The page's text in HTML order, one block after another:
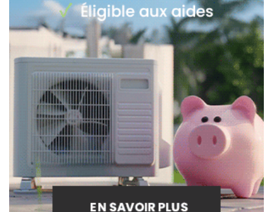
Cette histoire de château commence d'ailleurs par la